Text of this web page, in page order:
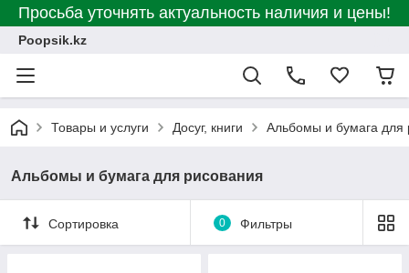
Просьба уточнять актуальность наличия и цены!
Poopsik.kz
Товары и услуги Досуг, книги Альбомы и бумага для
Альбомы и бумага для рисования
Сортировка 0 Фильтры